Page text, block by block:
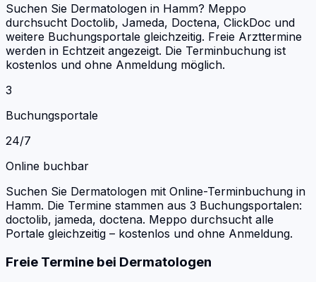
Suchen Sie Dermatologen in Hamm? Meppo
durchsucht Doctolib, Jameda, Doctena, ClickDoc und
weitere Buchungsportale gleichzeitig. Freie Arzttermine
werden in Echtzeit angezeigt. Die Terminbuchung ist
kostenlos und ohne Anmeldung möglich.
3
Buchungsportale
24/7
Online buchbar
Suchen Sie Dermatologen mit Online-Terminbuchung in
Hamm. Die Termine stammen aus 3 Buchungsportalen:
doctolib, jameda, doctena. Meppo durchsucht alle
Portale gleichzeitig – kostenlos und ohne Anmeldung.
Freie Termine bei Dermatologen